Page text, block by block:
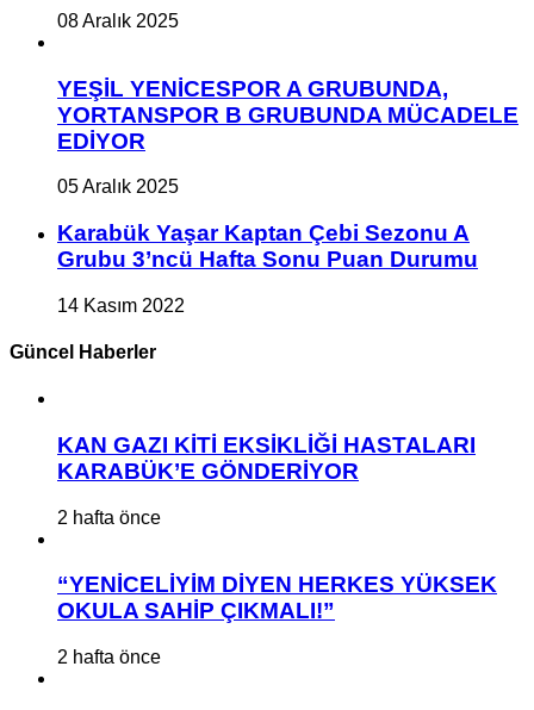
08 Aralık 2025
YEŞİL YENİCESPOR A GRUBUNDA,
YORTANSPOR B GRUBUNDA MÜCADELE
EDİYOR
05 Aralık 2025
Karabük Yaşar Kaptan Çebi Sezonu A
Grubu 3’ncü Hafta Sonu Puan Durumu
14 Kasım 2022
Güncel Haberler
KAN GAZI KİTİ EKSİKLİĞİ HASTALARI
KARABÜK’E GÖNDERİYOR
2 hafta önce
“YENİCELİYİM DİYEN HERKES YÜKSEK
OKULA SAHİP ÇIKMALI!”
2 hafta önce